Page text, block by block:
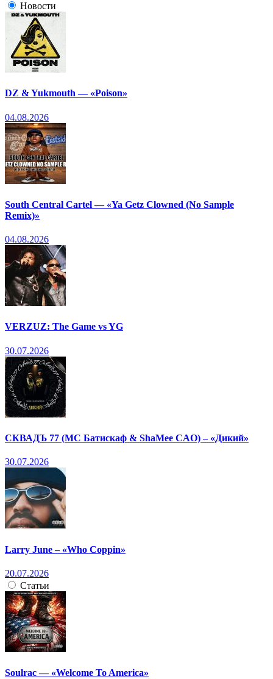
Новости
DZ & Yukmouth — «Poison»
04.08.2026
South Central Cartel — «Ya Getz Clowned (No Sample
Remix)»
04.08.2026
VERZUZ: The Game vs YG
30.07.2026
СКВАДЪ 77 (МС Батискаф & ShaMee CAO) – «Дикий»
30.07.2026
Larry June – «Who Coppin»
20.07.2026
Статьи
Soulrac — «Welcome To America»